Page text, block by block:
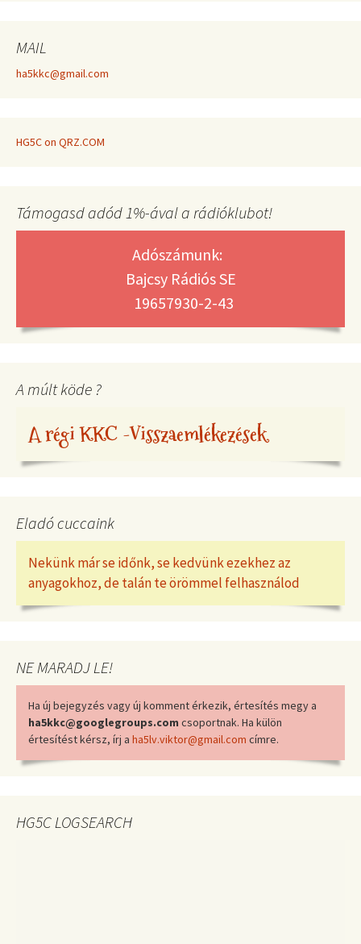
MAIL
ha5kkc@gmail.com
HG5C on QRZ.COM
Támogasd adód 1%-ával a rádióklubot!
Adószámunk:
Bajcsy Rádiós SE
19657930-2-43
A múlt köde ?
A régi KKC -Visszaemlékezések
Eladó cuccaink
Nekünk már se időnk, se kedvünk ezekhez az
anyagokhoz, de talán te örömmel felhasználod
NE MARADJ LE!
Ha új bejegyzés vagy új komment érkezik, értesítés megy a
ha5kkc@googlegroups.com csoportnak. Ha külön
értesítést kérsz, írj a ha5lv.viktor@gmail.com címre.
HG5C LOGSEARCH